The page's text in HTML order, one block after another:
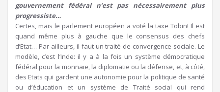
gouvernement fédéral n’est pas nécessairement plus
progressiste…
Certes, mais le parlement européen a voté la taxe Tobin! Il est
quand même plus à gauche que le consensus des chefs
d’Etat… Par ailleurs, il faut un traité de convergence sociale. Le
modèle, c’est l’Inde: il y a à la fois un système démocratique
fédéral pour la monnaie, la diplomatie ou la défense, et, à côté,
des Etats qui gardent une autonomie pour la politique de santé
ou d’éducation et un système de Traité social qui rend